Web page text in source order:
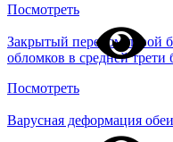
Посмотреть
Закрытый перелом левой
обломков в средней трети
Посмотреть
Варусная деформация